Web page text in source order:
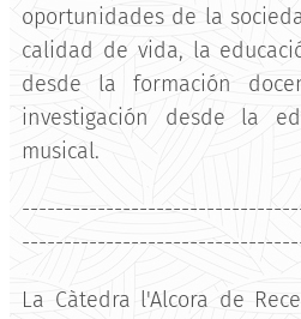
oportunidades de la
calidad de vida, la
desde la formación
investigación desde la
musical.
La Càtedra l'Alcora de